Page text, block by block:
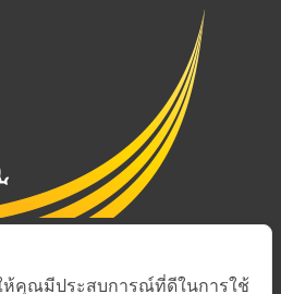
ห้คุณมีประสบการณ์ที่ดีในการใช้